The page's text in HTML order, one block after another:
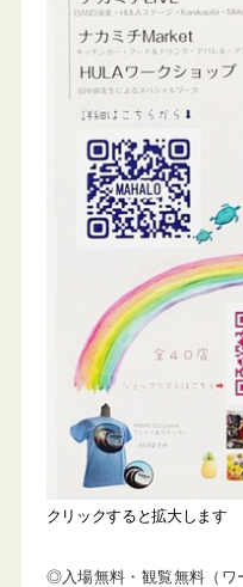
クリックすると拡大します
◎入場無料・観覧無料（ワ